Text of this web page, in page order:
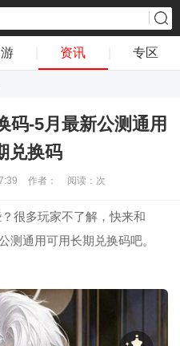
资讯 专区
码-5月最新公测通用
兑换码
作者： 阅读： 次
很多玩家不了解，快来和
测通用可用长期兑换码吧。